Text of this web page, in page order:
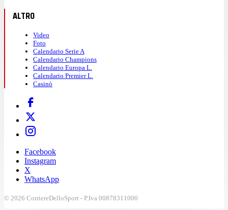
ALTRO
Video
Foto
Calendario Serie A
Calendario Champions
Calendario Europa L.
Calendario Premier L.
Casinò
Facebook
Instagram
X
WhatsApp
© 2026 CorriereDelloSport - P.Iva 00878311000